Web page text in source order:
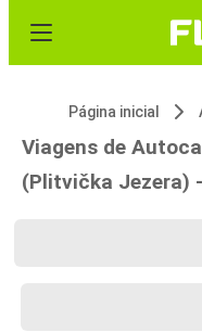
Página inicial
Viagens de
(Plitvička Jezera)